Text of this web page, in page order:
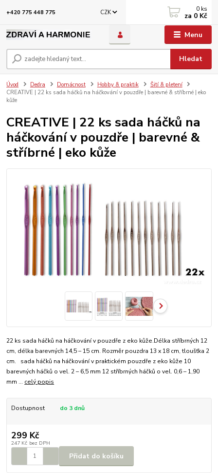
Menu
CZK
Hledat
+420 775 448 775 0 ks
za 0 Kč
Úvod Dedra Domácnost Hobby & praktik
Šití & pletení
CREATIVE | 22 ks sada háčků na háčkování v pouzdře | barevné & stříbrné | eko
kůže
CREATIVE | 22 ks sada háčků na
háčkování v pouzdře | barevné &
stříbrné | eko kůže
22 ks sada háčků na háčkování v pouzdře z eko kůže.Délka stříbrných 12
cm, délka barevných 14,5 – 15 cm. Rozměr pouzdra 13 x 18 cm, tloušťka 2
cm. sada háčků na háčkování v praktickém pouzdře z eko kůže 10
barevných háčků o vel. 2 – 6,5 mm 12 stříbrných háčků o vel. 0,6 – 1,90
mm ... celý popis
Dostupnost do 3 dnů
299 Kč
247 Kč bez DPH
Přidat do košíku